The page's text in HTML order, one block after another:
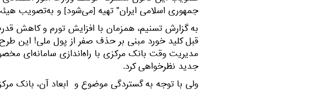
جمهوری اسلامی ایران" تهیه [می‌شود] و به‌تصویب
به گزارش تسنیم،‌ همزمان با افزایش تورم و کاهش
قبل کلید خورد مبنی بر حذف صفر از پول ملی! این
مدیریت وقت بانک مرکزی با راه‌اندازی سامانه‌ای
جدید نظرخواهی کرد.
ولی با توجه به گستردگی موضوع و ابعاد آن، بانک